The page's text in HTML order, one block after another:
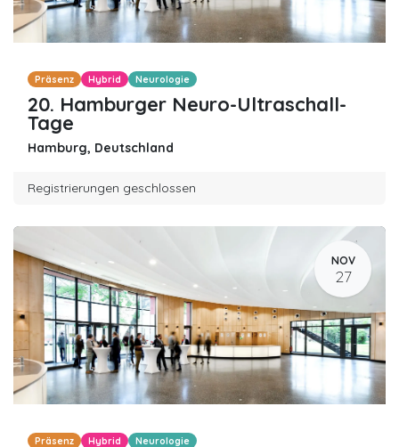
Präsenz Hybrid Neurologie
20. Hamburger Neuro-Ultraschall-
Tage
Hamburg, Deutschland
Registrierungen geschlossen
NOV
27
Präsenz Hybrid Neurologie